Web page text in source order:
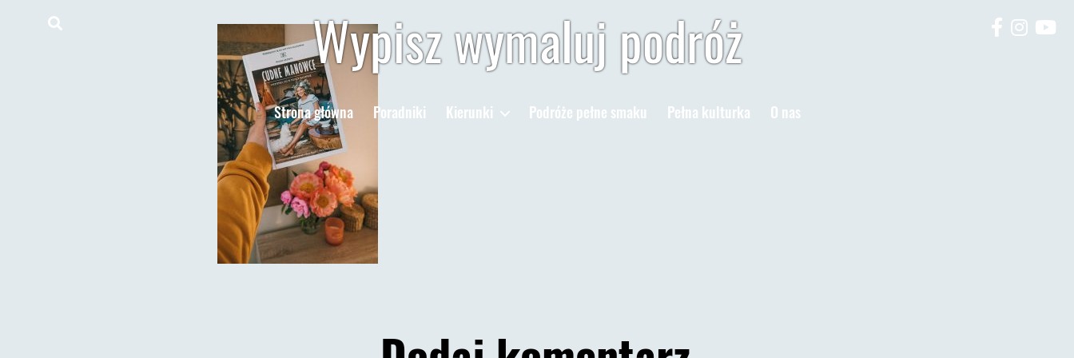
Wypisz wymaluj podróż
Strona główna Poradniki Kierunki Podróże pełne smaku Pełna kulturka O nas